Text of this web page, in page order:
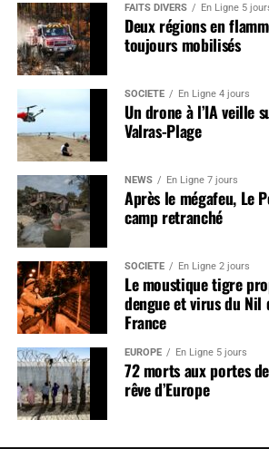
FAITS DIVERS En Ligne 5
Deux régions en
toujours mobilisés
SOCIÉTÉ En Ligne 4 jours
Un drone à l’IA veille
Valras-Plage
NEWS En Ligne 7 jours
Après le mégafeu, Le
camp retranché
SOCIÉTÉ En Ligne 2 jours
Le moustique tigre
dengue et virus du Nil
France
EUROPE En Ligne 5 jours
72 morts aux portes
rêve d’Europe